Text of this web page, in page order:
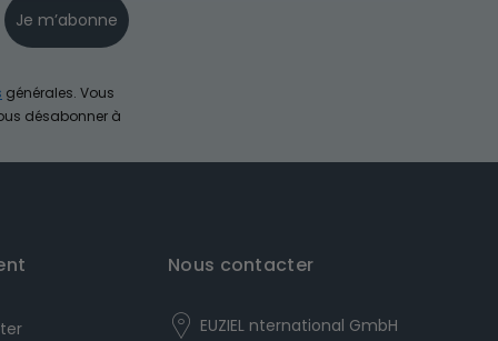
Je m’abonne
générales. Vous
désabonner à
Nous contacter
EUZIEL nternational GmbH